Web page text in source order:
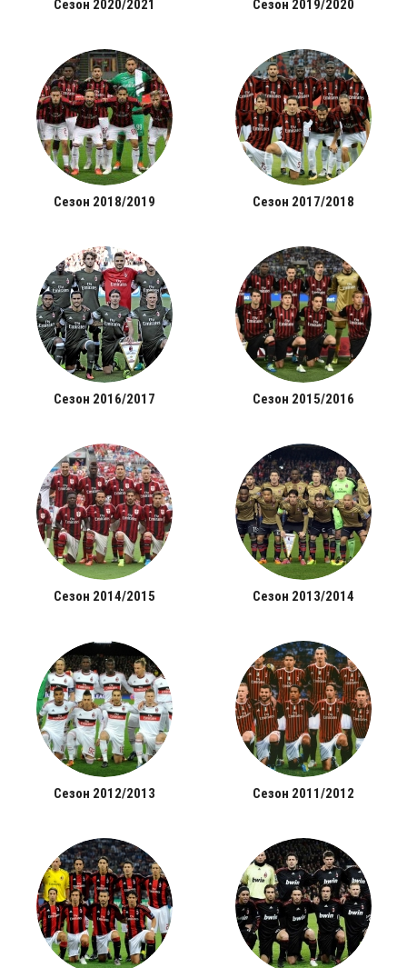
Сезон 2020/2021 Сезон 2019/2020
Сезон 2018/2019 Сезон 2017/2018
Сезон 2016/2017 Сезон 2015/2016
Сезон 2014/2015 Сезон 2013/2014
Сезон 2012/2013 Сезон 2011/2012